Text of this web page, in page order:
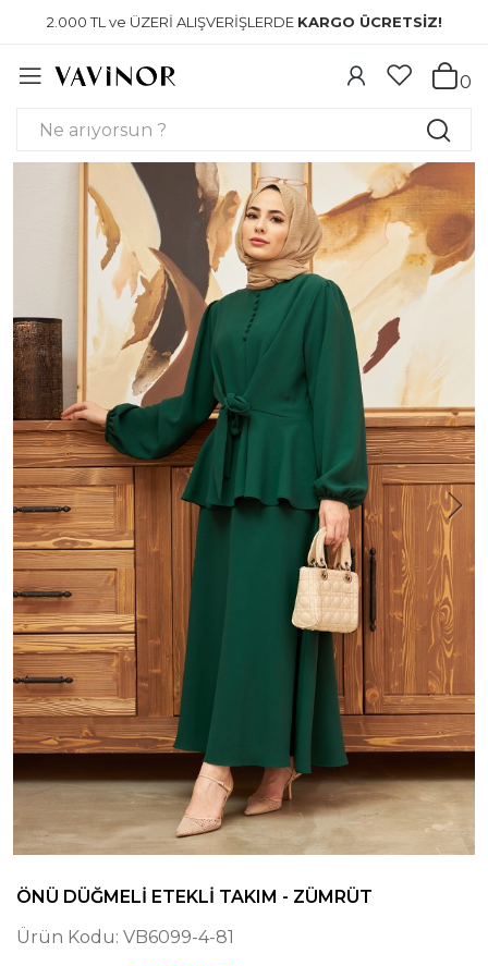
2.000 TL ve ÜZERİ ALIŞVERİŞLERDE KARGO ÜCRETSİZ!
0
ÖNÜ DÜĞMELI ETEKLI TAKIM - ZÜMRÜT
Ürün Kodu: VB6099-4-81